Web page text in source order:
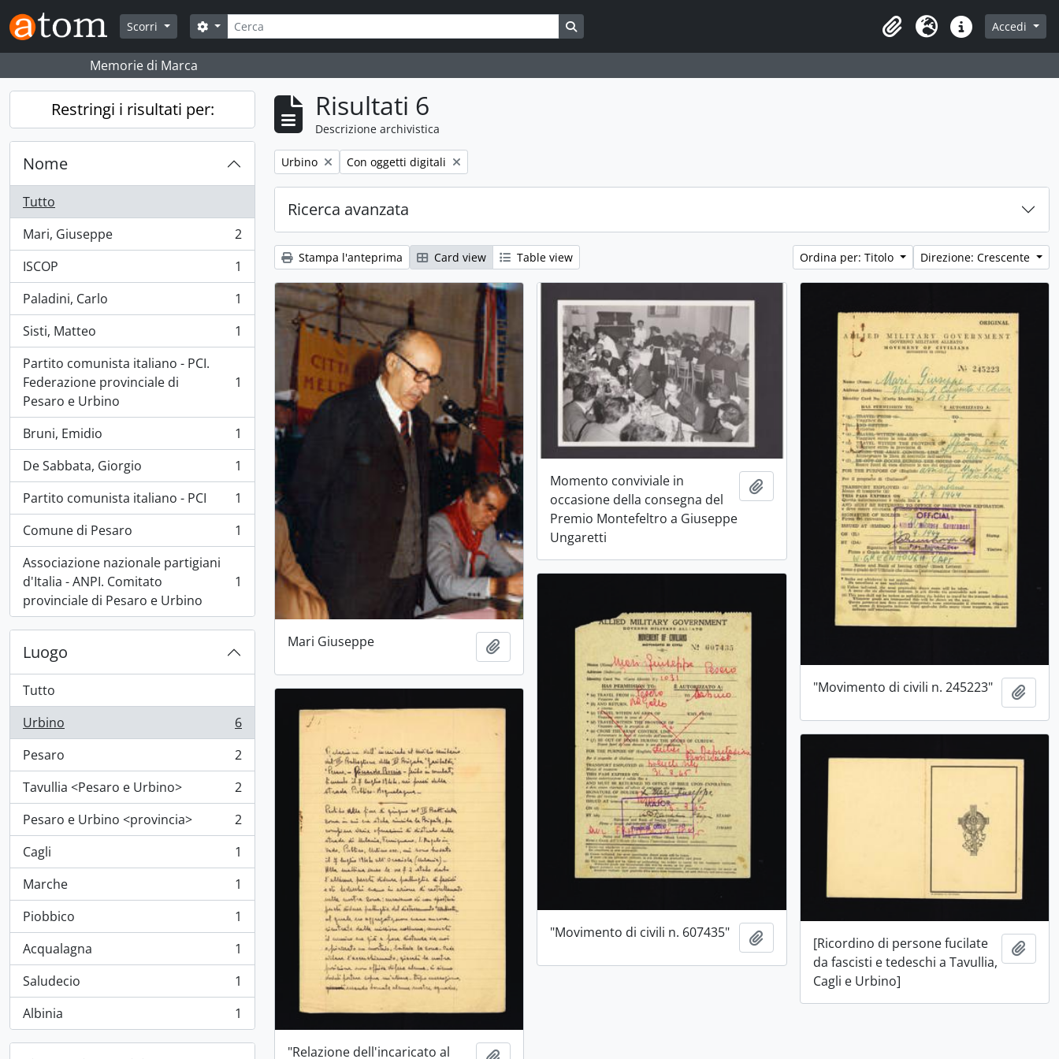
Skip to main content
Scorri
Cerca
Search options
Area di lavoro
Lingua Collegamenti veloci
Accedi
Memorie di Marca
Restringi i risultati per:
Nome
Tutto
Mari, Giuseppe
, 2 risultati
2
ISCOP
, 1 risultati
1
Paladini, Carlo
, 1 risultati
1
Sisti, Matteo
, 1 risultati
1
Partito comunista italiano - PCI.
Federazione provinciale di
Pesaro e Urbino
, 1 risultati 1
Bruni, Emidio
, 1 risultati
1
De Sabbata, Giorgio
, 1 risultati
1
Partito comunista italiano - PCI
, 1 risultati
1
Comune di Pesaro
, 1 risultati
1
Associazione nazionale partigiani
d'Italia - ANPI. Comitato
provinciale di Pesaro e Urbino
, 1 risultati 1
Luogo
Tutto
Urbino
, 6 risultati
6
Pesaro
, 2 risultati
2
Tavullia <Pesaro e Urbino>
, 2 risultati
2
Pesaro e Urbino <provincia>
, 2 risultati
2
Cagli
, 1 risultati
1
Marche
, 1 risultati
1
Piobbico
, 1 risultati
1
Acqualagna
, 1 risultati
1
Saludecio
, 1 risultati
1
Albinia
, 1 risultati 1
Risultati 6
Descrizione archivistica
Remove filter:
Urbino Remove filter:
Con oggetti digitali
Ricerca avanzata
Stampa l'anteprima Card view Table view Ordina per: Titolo Direzione: Crescente
Mari Giuseppe Aggiungi all'area di lavoro
Momento conviviale in
occasione della consegna del
Premio Montefeltro a Giuseppe
Ungaretti
Aggiungi all'area di lavoro
"Movimento di civili n. 245223"
"Movimento di civili n. 607435" Aggiungi all'area di lavoro
"Relazione dell'incaricato al
[Ricordino di persone fucilate
da fascisti e tedeschi a Tavullia,
Cagli e Urbino]